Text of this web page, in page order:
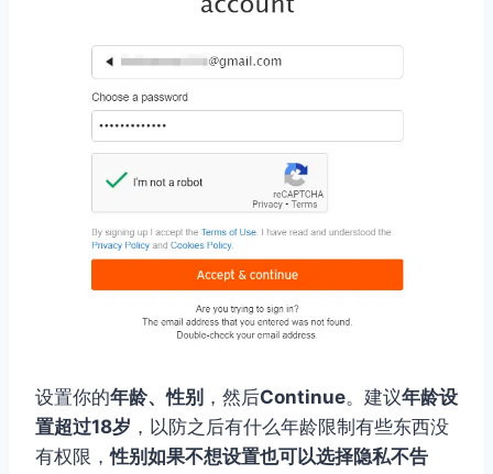
设置你的年龄、性别 ，然后Continue。建议年龄设
置超过18岁 ，以防之后有什么年龄限制有些东西没
有权限，性别如果不想设置也可以选择隐私不告